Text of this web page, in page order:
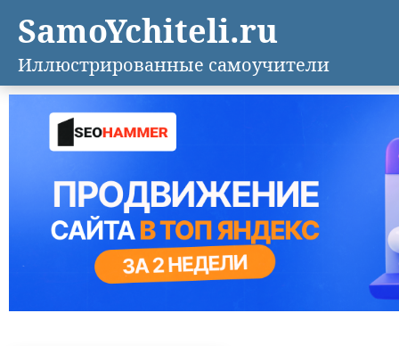
SamoYchiteli.ru
Иллюстрированные самоучители